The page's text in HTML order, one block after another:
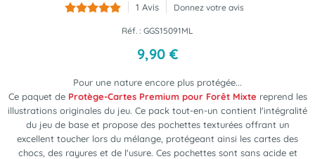
1 Avis Donnez votre avis
Réf. : GGS15091ML
9,90 €
Pour une nature encore plus protégée...
Ce paquet de Protège-Cartes Premium pour Forêt Mixte reprend les
illustrations originales du jeu. Ce pack tout-en-un contient l'intégralité
du jeu de base et propose des pochettes texturées offrant un
excellent toucher lors du mélange, protégeant ainsi les cartes des
chocs, des rayures et de l'usure. Ces pochettes sont sans acide et